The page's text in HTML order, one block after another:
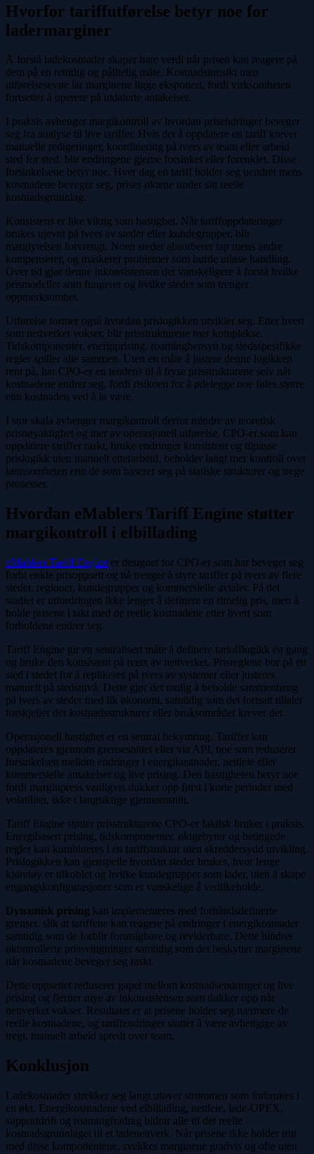
Hvorfor tariffutførelse betyr noe for
ladermarginer
Å forstå ladekostnader skaper bare verdi når prisen kan reagere på
dem på en rettidig og pålitelig måte. Kostnadsinnsikt uten
utførelsesevne lar marginene ligge eksponert, fordi virksomheten
fortsetter å operere på utdaterte antakelser.
I praksis avhenger margikontroll av hvordan prisendringer beveger
seg fra analyse til live tariffer. Hvis det å oppdatere en tariff krever
manuelle redigeringer, koordinering på tvers av team eller arbeid
sted for sted, blir endringene gjerne forsinket eller forenklet. Disse
forsinkelsene betyr noe. Hver dag en tariff holder seg uendret mens
kostnadene beveger seg, prises øktene under sitt reelle
kostnadsgrunnlag.
Konsistens er like viktig som hastighet. Når tariffoppdateringer
brukes ujevnt på tvers av steder eller kundegrupper, blir
margiytelsen forvrengt. Noen steder absorberer tap mens andre
kompenserer, og maskerer problemer som burde utløse handling.
Over tid gjør denne inkonsistensen det vanskeligere å forstå hvilke
prismodeller som fungerer og hvilke steder som trenger
oppmerksomhet.
Utførelse former også hvordan prislogikken utvikler seg. Etter hvert
som nettverket vokser, blir prisstrukturene mer komplekse.
Tidskomponenter, energiprising, roaminghensyn og stedsspesifikke
regler spiller alle sammen. Uten en måte å justere denne logikken
rent på, har CPO-er en tendens til å fryse prisstrukturene selv når
kostnadene endrer seg, fordi risikoen for å ødelegge noe føles større
enn kostnaden ved å la være.
I stor skala avhenger margikontroll derfor mindre av teoretisk
prisnøyaktighet og mer av operasjonell utførelse. CPO-er som kan
oppdatere tariffer raskt, bruke endringer konsistent og tilpasse
prislogikk uten manuelt etterarbeid, beholder langt mer kontroll over
lønnsomheten enn de som baserer seg på statiske strukturer og trege
prosesser.
Hvordan eMablers Tariff Engine støtter
margikontroll i elbillading
eMablers Tariff Engine er designet for CPO-er som har beveget seg
forbi enkle prisoppsett og nå trenger å styre tariffer på tvers av flere
steder, regioner, kundegrupper og kommersielle avtaler. På det
stadiet er utfordringen ikke lenger å definere en rimelig pris, men å
holde prisene i takt med de reelle kostnadene etter hvert som
forholdene endrer seg.
Tariff Engine gir en sentralisert måte å definere tariofflogikk én gang
og bruke den konsistent på tvers av nettverket. Prisreglene bor på ett
sted i stedet for å replikeres på tvers av systemer eller justeres
manuelt på stedsnivå. Dette gjør det mulig å beholde sammenheng
på tvers av steder med lik økonomi, samtidig som det fortsatt tillater
forskjeller der kostnadsstrukturer eller bruksområder krever det.
Operasjonell hastighet er en sentral bekymring. Tariffer kan
oppdateres gjennom grensesnittet eller via API, noe som reduserer
forsinkelsen mellom endringer i energikostnader, nettleie eller
kommersielle antakelser og live prising. Den hastigheten betyr noe
fordi marginpress vanligvis dukker opp først i korte perioder med
volatilitet, ikke i langsiktige gjennomsnitt.
Tariff Engine støtter prisstrukturene CPO-er faktisk bruker i praksis.
Energibasert prising, tidskomponenter, øktgebyrer og betingede
regler kan kombineres i én tariffstruktur uten skreddersydd utvikling.
Prislogikken kan gjenspeile hvordan steder brukes, hvor lenge
kjøretøy er tilkoblet og hvilke kundegrupper som lader, uten å skape
engangskonfigurasjoner som er vanskelige å vedlikeholde.
Dynamisk prising kan implementeres med forhåndsdefinerte
grenser, slik at tariffene kan reagere på endringer i energikostnader
samtidig som de forblir forutsigbare og reviderbare. Dette hindrer
ukontrollerte prissvingninger samtidig som det beskytter marginene
når kostnadene beveger seg raskt.
Dette oppsettet reduserer gapet mellom kostnadsendringer og live
prising og fjerner mye av inkonsistensen som dukker opp når
nettverket vokser. Resultatet er at prisene holder seg nærmere de
reelle kostnadene, og tariffendringer slutter å være avhengige av
tregt, manuelt arbeid spredt over team.
Konklusjon
Ladekostnader strekker seg langt utover strømmen som forbrukes i
en økt. Energikostnadene ved elbillading, nettleie, lade-OPEX,
supportdrift og roamingfradrag bidrar alle til det reelle
kostnadsgrunnlaget til et ladenettverk. Når prisene ikke holder tritt
med disse komponentene, svekkes marginene gradvis og ofte uten